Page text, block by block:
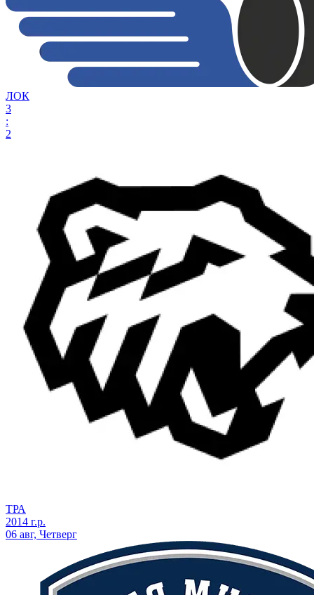
ЛОК
3
:
2
ТРА
2014 г.р.
06 авг, Четверг